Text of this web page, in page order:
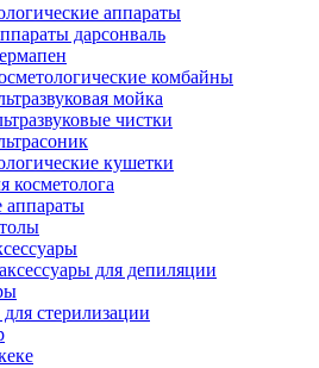
аппараты
дарсонваль
комбайны
мойка
чистки
кушетки
косметолога
для депиляции
стерилизации